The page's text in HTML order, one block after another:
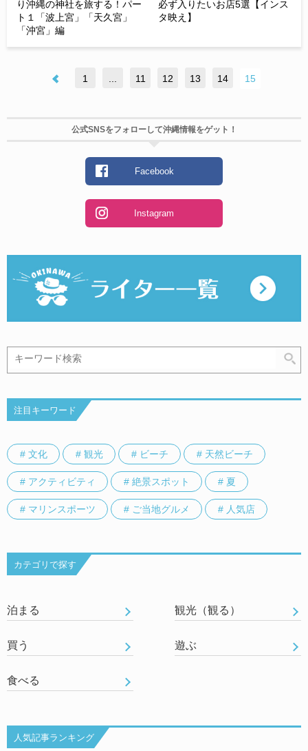
り沖縄の神社を旅する！パー
ト１「波上宮」「天久宮」
「沖宮」編
必ず入りたいお店5選【インス
タ映え】
1 11 12 13 14 15
公式SNSをフォローして沖縄情報をゲット！
Facebook
Instagram
注目キーワード
# 文化 # 観光 # ビーチ # 天然ビーチ
# アクティビティ # 絶景スポット # 夏
# マリンスポーツ # ご当地グルメ # 人気店
カテゴリで探す
泊まる 観光（観る）
買う 遊ぶ
食べる
人気記事ランキング